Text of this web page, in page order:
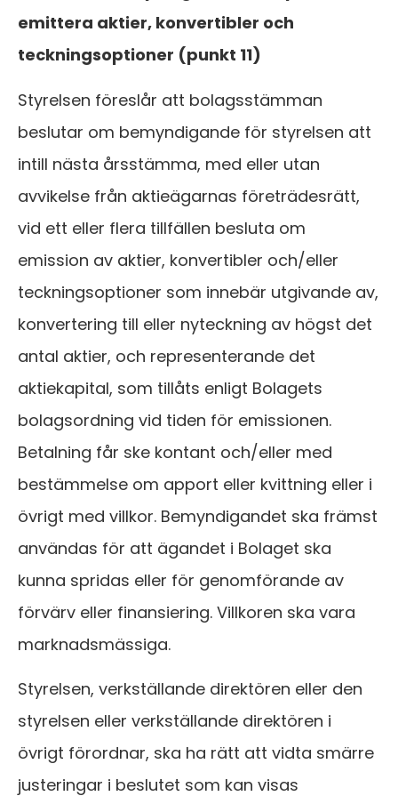
emittera aktier, konvertibler och
teckningsoptioner (punkt 11)
Styrelsen föreslår att bolagsstämman
beslutar om bemyndigande för styrelsen att
intill nästa årsstämma, med eller utan
avvikelse från aktieägarnas företrädesrätt,
vid ett eller flera tillfällen besluta om
emission av aktier, konvertibler och/eller
teckningsoptioner som innebär utgivande av,
konvertering till eller nyteckning av högst det
antal aktier, och representerande det
aktiekapital, som tillåts enligt Bolagets
bolagsordning vid tiden för emissionen.
Betalning får ske kontant och/eller med
bestämmelse om apport eller kvittning eller i
övrigt med villkor. Bemyndigandet ska främst
användas för att ägandet i Bolaget ska
kunna spridas eller för genomförande av
förvärv eller finansiering. Villkoren ska vara
marknadsmässiga.
Styrelsen, verkställande direktören eller den
styrelsen eller verkställande direktören i
övrigt förordnar, ska ha rätt att vidta smärre
justeringar i beslutet som kan visas